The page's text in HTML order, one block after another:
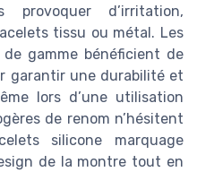
d’irritation,
tissu ou métal. Les
gamme bénéficient de
garantir une durabilité et
lors d’une utilisation
de renom n’hésitent
silicone marquage
de la montre tout en